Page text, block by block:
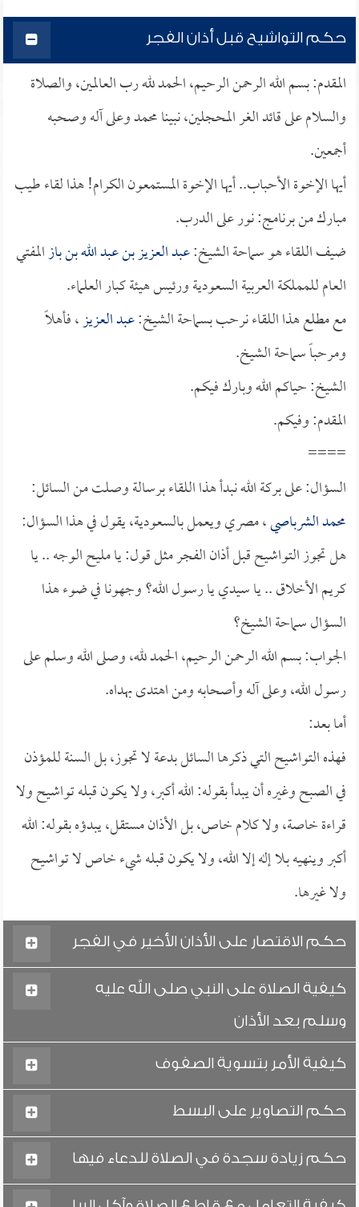
حكم التواشيح قبل أذان الفجر
المقدم: بسم الله الرحمن الرحيم، الحمد لله رب العالمين، والصلاة
والسلام على قائد الغر المحجلين، نبينا محمد وعلى آله وصحبه
أجمعين.
أيها الإخوة الأحباب.. أيها الإخوة المستمعون الكرام! هذا لقاء طيب
مبارك من برنامج: نور على الدرب.
ضيف اللقاء هو سماحة الشيخ:عبد العزيز بن عبد الله بن بازالمفتي
العام للمملكة العربية السعودية ورئيس هيئة كبار العلماء.
مع مطلع هذا اللقاء نرحب بسماحة الشيخ:عبد العزيز، فأهلاً
ومرحباً سماحة الشيخ.
الشيخ: حياكم الله وبارك فيكم.
المقدم: وفيكم.
====
السؤال: على بركة الله نبدأ هذا اللقاء برسالة وصلت من السائل:
محمد الشرباصي، مصري ويعمل بالسعودية، يقول في هذا السؤال:
هل تجوز التواشيح قبل أذان الفجر مثل قول: يا مليح الوجه .. يا
كريم الأخلاق .. يا سيدي يا رسول الله؟ وجهونا في ضوء هذا
السؤال سماحة الشيخ؟
الجواب: بسم الله الرحمن الرحيم، الحمد لله، وصلى الله وسلم على
رسول الله، وعلى آله وأصحابه ومن اهتدى بهداه.
أما بعد:
فهذه التواشيح التي ذكرها السائل بدعة لا تجوز، بل السنة للمؤذن
في الصبح وغيره أن يبدأ بقوله: الله أكبر، ولا يكون قبله تواشيح ولا
قراءة خاصة، ولا كلام خاص، بل الأذان مستقل، يبدؤه بقوله: الله
أكبر وينهيه بـلا إله إلا الله، ولا يكون قبله شيء خاص لا تواشيح
ولا غيرها.
حكم الاقتصار على الأذان الأخير في الفجر
كيفية الصلاة على النبي صلى الله عليه
وسلم بعد الأذان
كيفية الأمر بتسوية الصفوف
حكم التصاوير على البسط
حكم زيادة سجدة في الصلاة للدعاء فيها